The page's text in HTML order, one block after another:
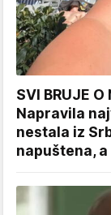
SVI BRUJE
Napravila
nestala iz
napuštena,